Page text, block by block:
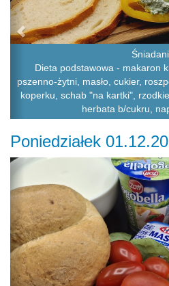
Dieta podstawowa - makaron
pszenno-żytni, masło, cukier,
koperku, schab "na kartki",
herbata b/cukru,
Poniedziałek
Previous